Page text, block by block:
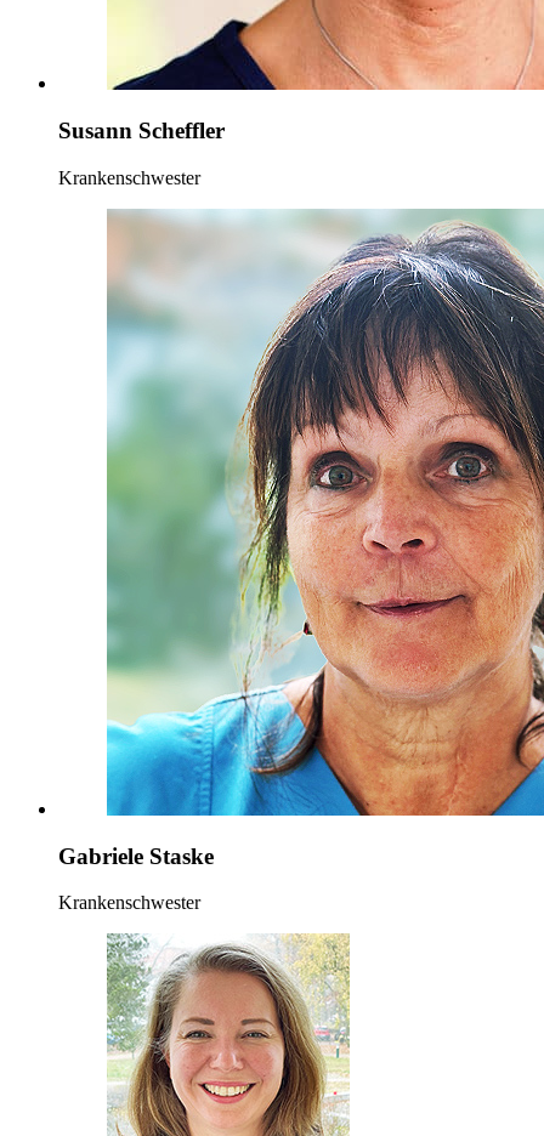
Susann Scheffler
Krankenschwester
Gabriele Staske
Krankenschwester